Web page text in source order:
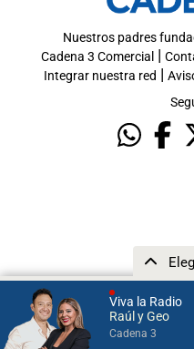
Viva la Radio
Raúl y Geo
Cadena 3
Nuestros padres
Cadena 3 Comercial |
Integrar nuestra red |